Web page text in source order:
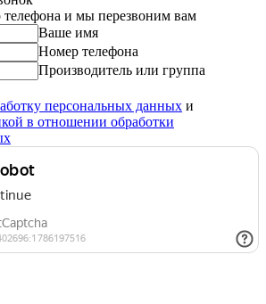
телефона и мы перезвоним вам
Ваше имя
Номер телефона
Производитель или группа
персональных данных и
в отношении обработки